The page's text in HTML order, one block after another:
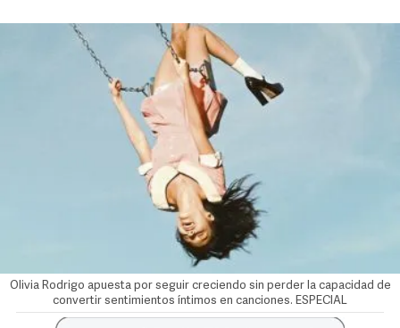
Olivia Rodrigo apuesta por seguir creciendo sin perder la capacidad de
convertir sentimientos íntimos en canciones. ESPECIAL